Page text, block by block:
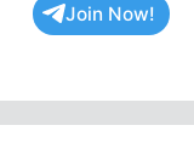
Join Now!